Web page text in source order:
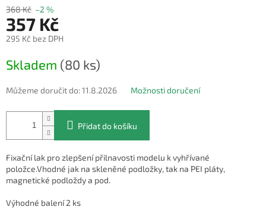
368 Kč –2 %
357 Kč
295 Kč bez DPH
cena:
Skladem (80 ks)
Můžeme doručit do:11.8.2026 Možnosti doručení
Přidat do košíku
Fixační lak pro zlepšení přilnavosti modelu k vyhřívané
položce.Vhodné jak na skleněné podložky, tak na PEI pláty,
magnetické podloždy a pod.
Výhodné balení 2 ks